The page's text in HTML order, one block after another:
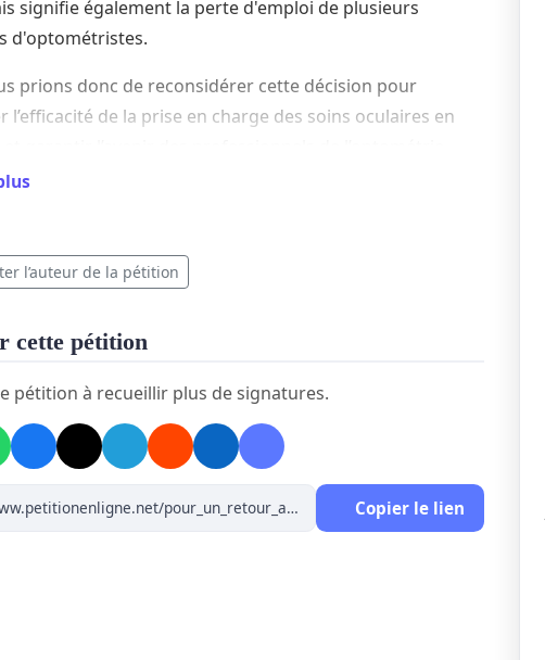
signifie également la perte d'emploi de plusieurs
d'optométristes.
prions donc de reconsidérer cette décision pour
l’efficacité de la prise en charge des soins oculaires en
à votre disposition pour toute discussion ou
l’auteur de la pétition
cette pétition
pétition à recueillir plus de signatures.
Copier le lien